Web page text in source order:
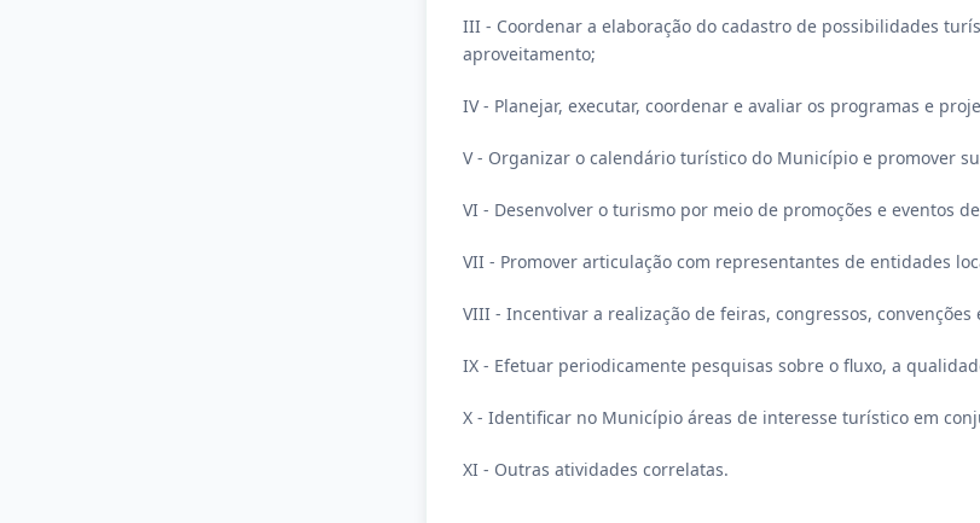
III - Coordenar a elaboração do cadastro de possibilidades
aproveitamento;
IV - Planejar, executar, coordenar e avaliar os programas e
V - Organizar o calendário turístico do Município e promover
VI - Desenvolver o turismo por meio de promoções e eventos
VII - Promover articulação com representantes de entidades
VIII - Incentivar a realização de feiras, congressos, convenções
IX - Efetuar periodicamente pesquisas sobre o fluxo, a
X - Identificar no Município áreas de interesse turístico em
XI - Outras atividades correlatas.